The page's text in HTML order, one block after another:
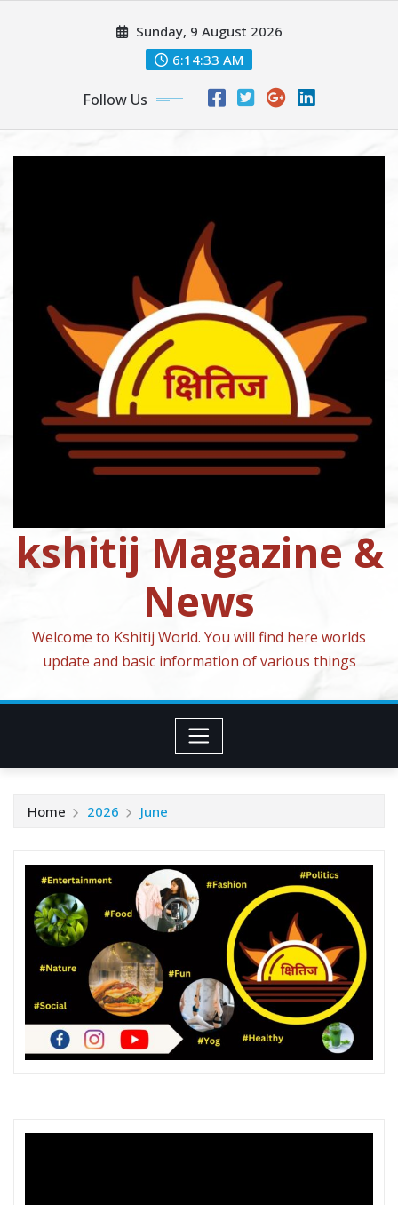
Sunday, 9 August 2026
6:14:35 AM
Follow Us
kshitij Magazine &
News
Welcome to Kshitij World. You will find here worlds
update and basic information of various things
Home 2026 June